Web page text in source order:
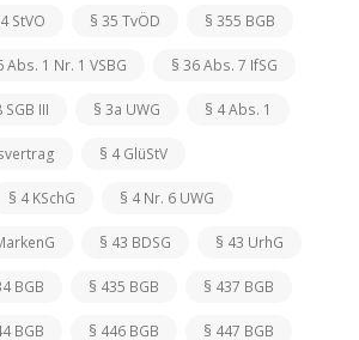
StVO § 35 TvÖD § 355 BGB
Abs. 1 Nr. 1 VSBG § 36 Abs. 7 IfSG
SGB III § 3a UWG § 4 Abs. 1
§ 4 GlüStV
§ 4 KSchG § 4 Nr. 6 UWG
§ 43 BDSG § 43 UrhG
BGB § 435 BGB § 437 BGB
BGB § 446 BGB § 447 BGB